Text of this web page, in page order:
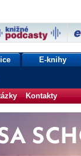
E-knihy
Kontakty